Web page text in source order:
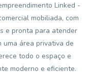
Linked -
mobiliada, com
e pronta para atender
uma área privativa de
todo o espaço e
moderno e eficiente.